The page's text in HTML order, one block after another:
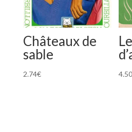
Châteaux de
sable
2.74€